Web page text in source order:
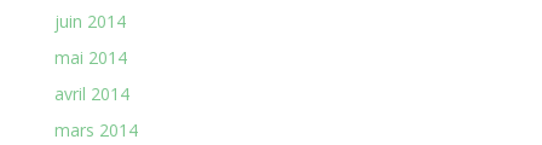
juin 2014
mai 2014
avril 2014
mars 2014